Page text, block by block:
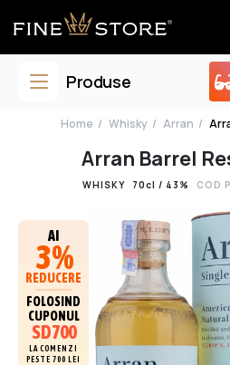
Produse
Home Whisky Arran
Arran Barrel
WHISKY 70cl / 43% COD
AI
3%
REDUCERE
FOLOSIND
CUPONUL
SD700
LA COMENZI
PESTE 700 LEI